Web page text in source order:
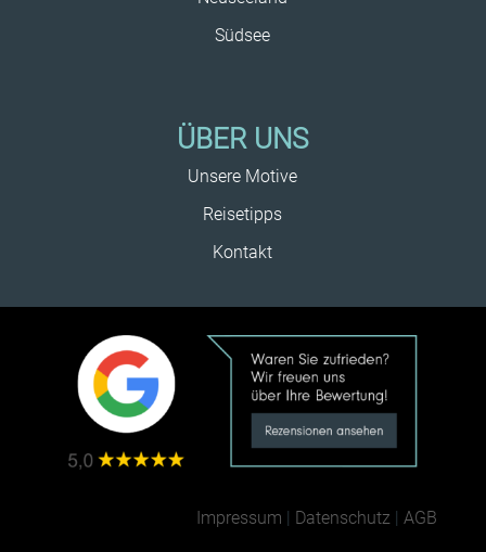
Südsee
ÜBER UNS
Unsere Motive
Reisetipps
Kontakt
Impressum | Datenschutz | AGB